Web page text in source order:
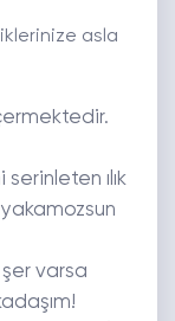
asla
ılık
şer varsa